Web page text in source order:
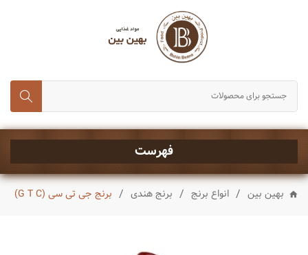
فهرست
بهین بین / انواع برنج / برنج هندی / برنج جی تی سی (G T C)
رب، تن ماهی و کنسروجات
چای,قند و شکر
خشکبار
ماکارونی و رشته
انواع روغن